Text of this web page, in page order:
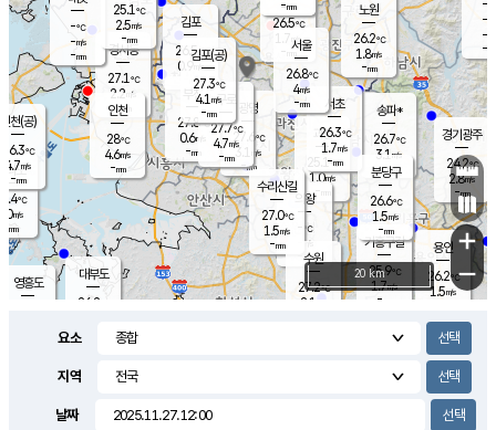
의도
℃
m/s
mm
영흥도
과천
25.1℃
1.0m/s
- mm
용인
26.2℃
1.5m/s
경기광주
24.2℃
2.8m/s
-mm
2.8m/s
대부도
26.2
경서동
27.1℃
2.2 m/s
-mm
-℃
-m/s
-mm
-
-m/
-
의왕
- ℃
m/s
mm
김포
26.5℃
0.9 m/s
mm
광명
27.6 ℃
3.1 m/s
-mm
부천
27.8℃
0.6m/s
-mm
25.1℃
2.5m/s
-mm
구로
27.7℃
4.7m/s
-mm
26.5℃
1.7 m/s
- mm
노원
26.2℃
1.8m/s
-mm
송파*
26.7℃
3.1 m/s
-mm
서초
26.3℃
1.7m/s
-mm
기흥구갈
25.9℃
1.7m/s
-
수리산길
27.0℃
1.5m/s
-mm
분당구
26.6℃
1.5m/s
-mm
-mm
인천(공)
26.3℃
4.7m/s
-mm
김포(공)
27.3℃
4.1 m/s
-mm
수원
27.2℃
2.1 m/s
인천
28℃
4.6m/s
-mm
서울
26.8℃
4m/s
-mm
+
−
20 km
요소
지역
날짜